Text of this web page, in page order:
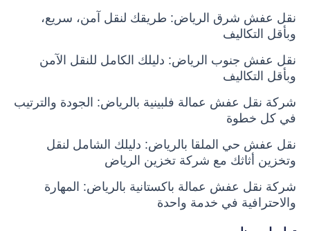
نقل عفش شرق الرياض: طريقك لنقل آمن، سريع،
وبأقل التكاليف
نقل عفش جنوب الرياض: دليلك الكامل للنقل الآمن
وبأقل التكاليف
شركة نقل عفش عمالة فلبينية بالرياض: الجودة والترتيب
في كل خطوة
نقل عفش حي الملقا بالرياض: دليلك الشامل لنقل
وتخزين أثاثك مع شركة تخزين الرياض
شركة نقل عفش عمالة باكستانية بالرياض: المهارة
والاحترافية في خدمة واحدة